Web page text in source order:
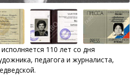
110 лет со дня
педагога и журналиста,